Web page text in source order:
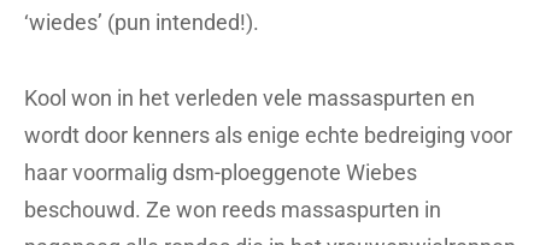
‘wiedes’ (pun intended!).
Kool won in het verleden vele massaspurten en
wordt door kenners als enige echte bedreiging voor
haar voormalig dsm-ploeggenote Wiebes
beschouwd. Ze won reeds massaspurten in